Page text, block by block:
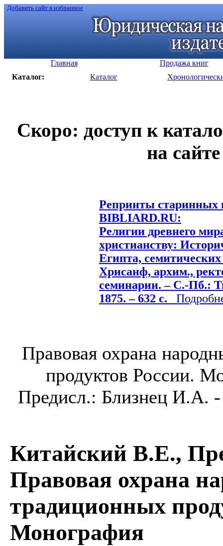
Добавить сайт в избранное
Главная
Продажа книг
Каталог:
Каталог
Скоро: доступ к
на
Репринты старинных
BIBLIARD.RU:
Религии древнего
христианству:
Египта,
Хрисанф, архим.,
семинарии. – С.-Пб.:
1875. – 632 с.
Правовая охрана
продуктов России.
Предисл.: Близнец
Китайский В.Е.,
Правовая охрана
традиционных
Монография